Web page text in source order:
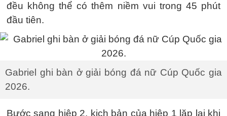
đều không thể có thêm niềm vui trong 45 phút
đầu tiên.
Gabriel ghi bàn ở giải bóng đá nữ Cúp Quốc gia
2026.
Bước sang hiệp 2, kịch bản của hiệp 1 lặp lại khi